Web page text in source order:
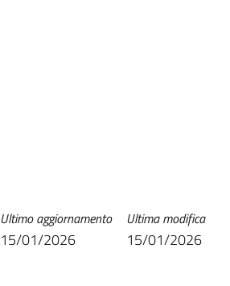
Ultima modifica
15/01/2026
Ultimo aggiornamento
15/01/2026